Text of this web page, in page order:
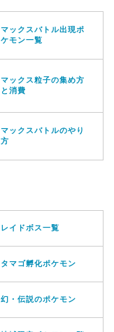
マックスバトル出現ポ
ケモン一覧
マックス粒子の集め方
と消費
マックスバトルのやり
方
レイドボス一覧
タマゴ孵化ポケモン
幻・伝説のポケモン